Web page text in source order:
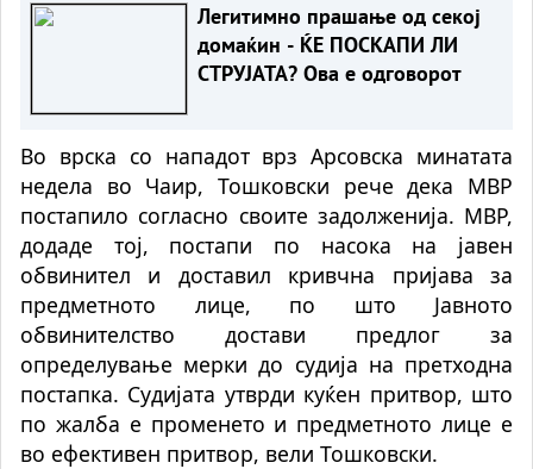
Легитимно прашање од секој
домаќин - ЌЕ ПОСКАПИ ЛИ
СТРУЈАТА? Ова е одговорот
Во врска со нападот врз Арсовска минатата
недела во Чаир, Тошковски рече дека МВР
постапило согласно своите задолженија. МВР,
додаде тој, постапи по насока на јавен
обвинител и доставил кривчна пријава за
предметното лице, по што Јавното
обвинителство достави предлог за
определување мерки до судија на претходна
постапка. Судијата утврди куќен притвор, што
по жалба е променето и предметното лице е
во ефективен притвор, вели Тошковски.